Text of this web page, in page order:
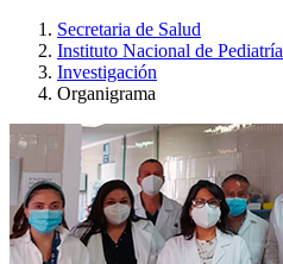
Secretaria de Salud
Instituto Nacional de Pediatría
Investigación
Organigrama